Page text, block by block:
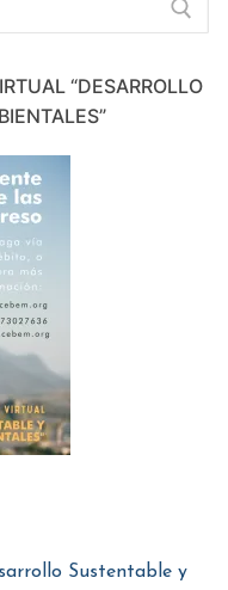
“DESARROLLO
Sustentable y